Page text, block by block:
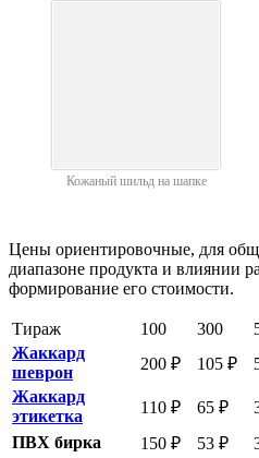
Кожаный шильд на шапке
Цены ориентировочные, для
диапазоне продукта и влиянии
формирование его стоимости.
Тираж 100 300
Жаккард
шеврон
200 ₽ 105 ₽
Жаккард
этикетка
110 ₽ 65 ₽
ПВХ бирка
150 ₽ 53 ₽